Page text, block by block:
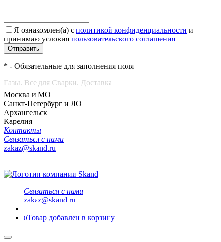
Я ознакомлен(а) с политикой конфиденциальности и
принимаю условия пользовательского соглашения
Отправить
* - Обязательные для заполнения поля
Газы. Все для Сварки. Доставка
Москва и МО
Санкт-Петербург и ЛО
Архангельск
Карелия
Контакты
Связаться с нами
zakaz@skand.ru
Связаться с нами
zakaz@skand.ru
0Товар добавлен в корзину